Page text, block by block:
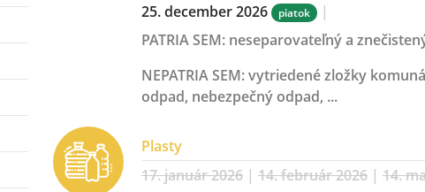
25. december 2026
piatok
|
PATRIA SEM: neseparovateľný a
NEPATRIA SEM:vytriedené zložky
odpad, nebezpečný odpad, ...
Plasty
17. január 2026 | 14. február 2026 | 14.